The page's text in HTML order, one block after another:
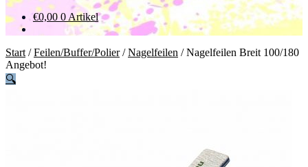
€0,00 0 Artikel
Start /Feilen/Buffer/Polier/Nagelfeilen /Nagelfeilen Breit 100/180
Angebot!
🔍